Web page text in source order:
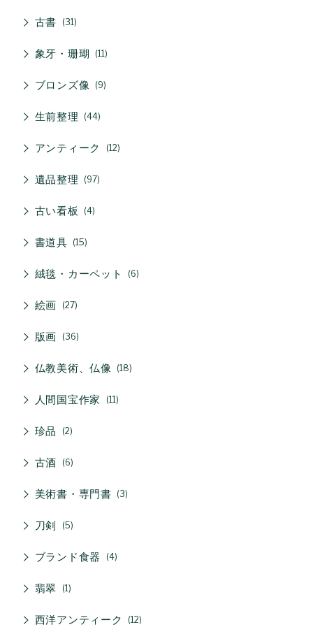
古書 31
象牙・珊瑚 11
ブロンズ像 9
生前整理 44
アンティーク 12
遺品整理 97
古い看板 4
書道具 15
絨毯・カーペット 6
絵画 27
版画 36
仏教美術、仏像 18
人間国宝作家 11
珍品 2
古酒 6
美術書・専門書 3
刀剣 5
ブランド食器 4
翡翠 1
西洋アンティーク 12